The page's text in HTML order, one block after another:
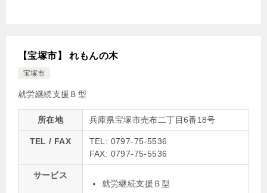
【宝塚市】 れもんの木
宝塚市
就労継続支援Ｂ型
所在地 兵庫県宝塚市売布二丁目6番18号
TEL / FAX
TEL: 0797-75-5536
FAX: 0797-75-5536
サービス
就労継続支援Ｂ型